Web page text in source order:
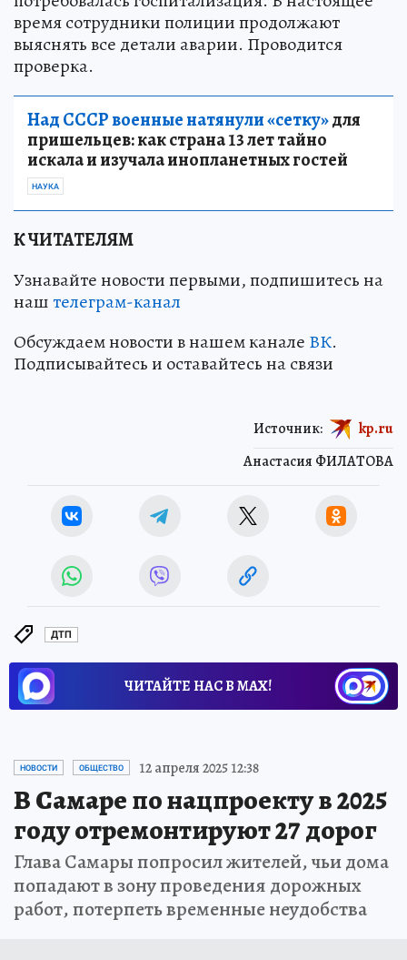
время сотрудники полиции продолжают
выяснять все детали аварии. Проводится
проверка.
Над СССР военные натянули «сетку»для
пришельцев: как страна 13 лет тайно
искала и изучала инопланетных гостей
НАУКА
К ЧИТАТЕЛЯМ
Узнавайте новости первыми, подпишитесь на
наштелеграм-канал
Обсуждаем новости в нашем канале ВК.
Подписывайтесь и оставайтесь на связи
Анастасия ФИЛАТОВА
Источник: kp.ru
ДТП
ЧИТАЙТЕ НАС В МАХ!
НОВОСТИ ОБЩЕСТВО 12 апреля 2025 12:38
В Самаре по нацпроекту в 2025
году отремонтируют 27 дорог
Глава Самары попросил жителей, чьи дома
попадают в зону проведения дорожных
работ, потерпеть временные неудобства